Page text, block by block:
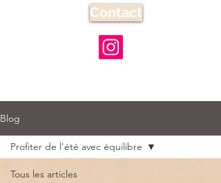
Contact
Blog
Tous les articles
Profiter de l'été avec équilibre